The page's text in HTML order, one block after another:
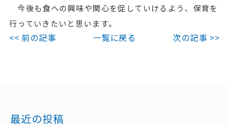
今後も食への興味や関心を促していけるよう、保育を
行っていきたいと思います。
<< 前の記事 一覧に戻る 次の記事 >>
最近の投稿